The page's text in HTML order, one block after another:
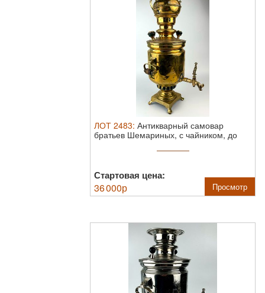
ЛОТ 2483: Антикварный самовар
братьев Шемариных, с чайником, до
Стартовая цена:
36 000р Просмотр